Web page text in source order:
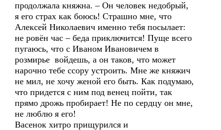
продолжала княжна. – Он человек недобрый,
я его страх как боюсь! Страшно мне, что
Алексей Николаевич именно тебя посылает:
не ровён час – беда приключится! Пуще всего
пугаюсь, что с Иваном Ивановичем в
розмирье войдешь, а он таков, что может
нарочно тебе ссору устроить. Мне же княжич
не мил, не хочу женой его быть. Как подумаю,
что придется с ним под венец пойти, так
прямо дрожь пробирает! Не по сердцу он мне,
не люблю я его!
Васенок хитро прищурился и